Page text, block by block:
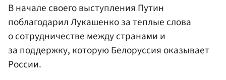
В начале своего выступления Путин
поблагодарил Лукашенко за теплые слова
о сотрудничестве между странами и
за поддержку, которую Белоруссия оказывает
России.